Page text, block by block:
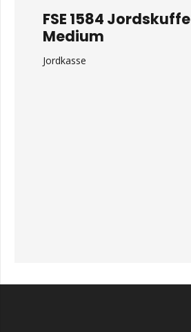
FSE 1584 Jordskuffe
Medium
Jordkasse